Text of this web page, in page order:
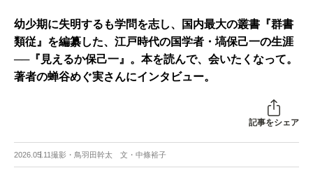
幼少期に失明するも学問を志し、国内最大の叢書『群書
類従』を編纂した、江戸時代の国学者・塙保己一の生涯
──『見えるか保己一』。本を読んで、会いたくなって。
著者の蝉谷めぐ実さんにインタビュー。
記事をシェア
2026.05.11撮影・鳥羽田幹太 文・中條裕子